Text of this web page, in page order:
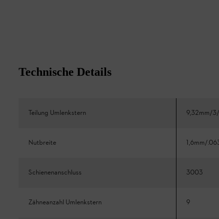
Technische Details
Teilung Umlenkstern 9,32mm/
Nutbreite 1,6mm/
Schienenanschluss 3003
Zähneanzahl Umlenkstern 9